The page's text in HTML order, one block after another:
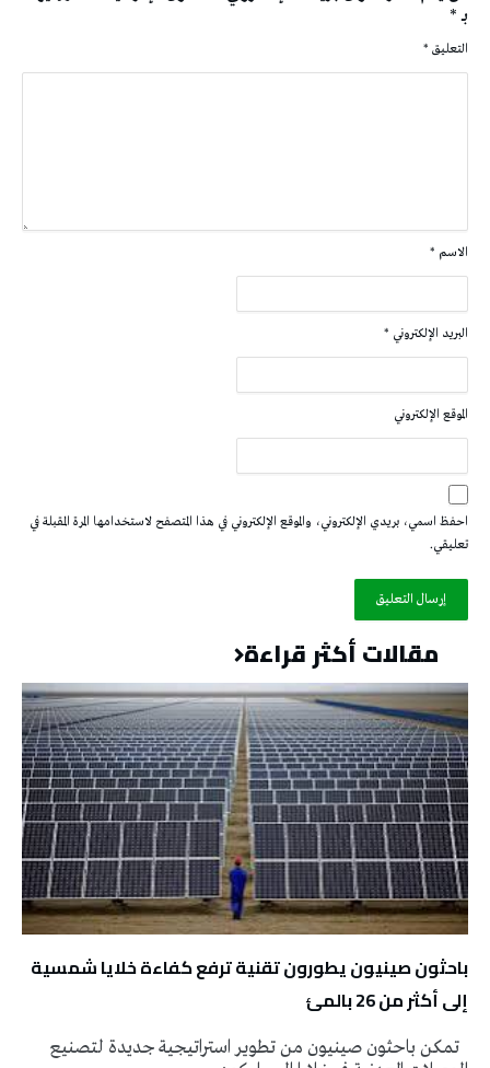
بـ*
التعليق *
الاسم *
البريد الإلكتروني *
الموقع الإلكتروني
احفظ اسمي، بريدي الإلكتروني، والموقع الإلكتروني في هذا المتصفح لاستخدامها المرة المقبلة في
تعليقي.
مقالات أكثر قراءة
باحثون صينيون يطورون تقنية ترفع كفاءة خلايا شمسية
إلى أكثر من 26 بالمئ
تمكن باحثون صينيون من تطوير استراتيجية جديدة لتصنيع